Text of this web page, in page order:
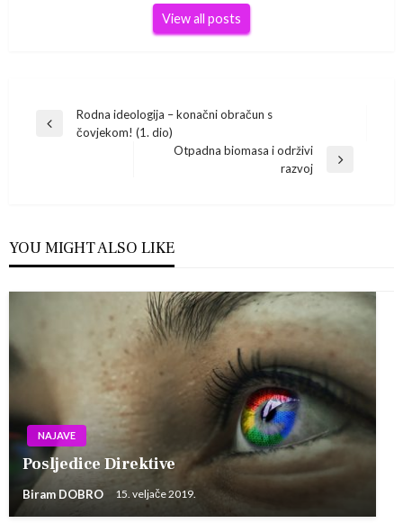
View all posts
Navigacija
Previous
Rodna ideologija – konačni obračun s
čovjekom! (1. dio)
Otpadna biomasa i održivi
razvoj
YOU MIGHT ALSO LIKE
NAJAVE
Posljedice Direktive
Biram DOBRO 15. veljače 2019.